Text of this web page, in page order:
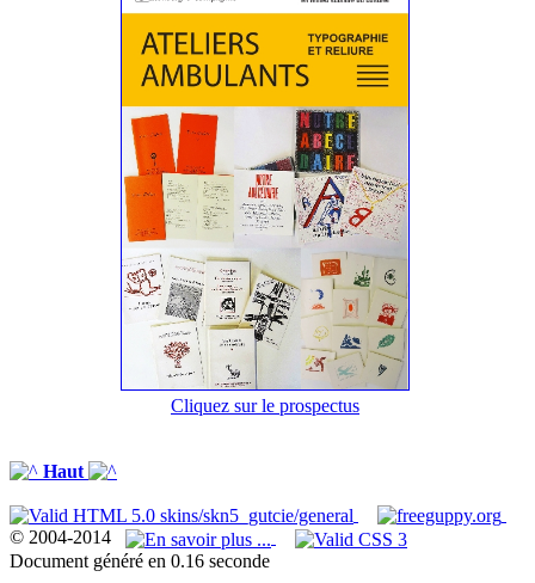
Cliquez sur le prospectus
Haut
© 2004-2014
Document généré en 0.16 seconde